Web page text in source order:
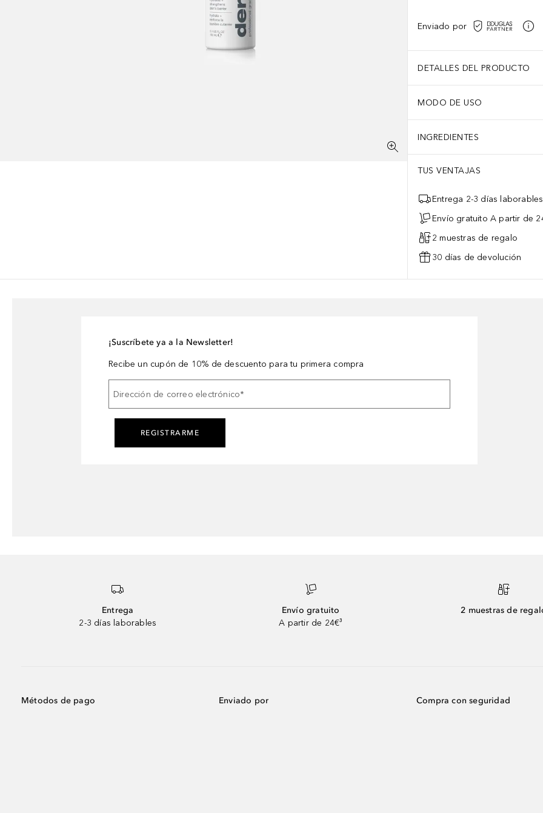
Enviado por
DETALLES DEL PRODUCTO
MODO DE USO
INGREDIENTES
TUS VENTAJAS
Entrega 2-3 días laborables
Envío gratuito A partir de
2 muestras de regalo
30 días de devolución
¡Suscríbete ya a la Newsletter!
Recibe un cupón de 10% de descuento para tu primera compra
Dirección de correo electrónico*
REGISTRARME
Entrega
2-3 días laborables
Envío gratuito
A partir de 24€³
2 muestras de
Métodos de pago Enviado por Compra con seguridad